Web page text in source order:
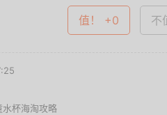
值！ +0 不
杯海淘攻略